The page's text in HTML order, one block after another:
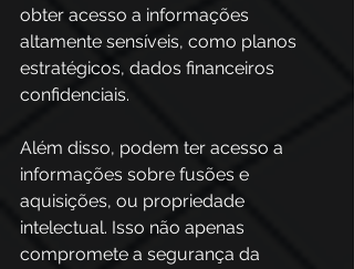
obter acesso a informações
altamente sensíveis, como planos
estratégicos, dados financeiros
confidenciais.
Além disso, podem ter acesso a
informações sobre fusões e
aquisições, ou propriedade
intelectual. Isso não apenas
compromete a segurança da